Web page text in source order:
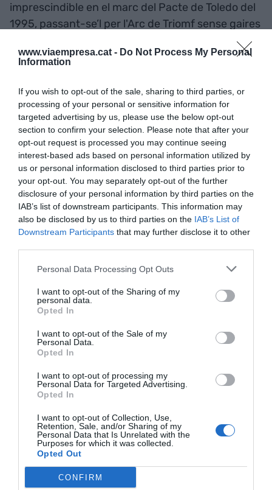
www.viaempresa.cat - Do Not Process My Personal
Information
If you wish to opt-out of the sale, sharing to third parties, or
processing of your personal or sensitive information for
targeted advertising by us, please use the below opt-out
section to confirm your selection. Please note that after your
opt-out request is processed you may continue seeing
interest-based ads based on personal information utilized by
us or personal information disclosed to third parties prior to
your opt-out. You may separately opt-out of the further
disclosure of your personal information by third parties on the
IAB’s list of downstream participants. This information may
also be disclosed by us to third parties on the IAB’s List of
Downstream Participants that may further disclose it to other
Personal Data Processing Opt Outs
I want to opt-out of the Sharing of my
personal data.
Opted In
I want to opt-out of the Sale of my
Personal Data.
Opted In
I want to opt-out of processing my
Personal Data for Targeted Advertising.
Opted In
I want to opt-out of Collection, Use,
Retention, Sale, and/or Sharing of my
Personal Data that Is Unrelated with the
Purposes for which it was collected.
Opted Out
CONFIRM
imprescindible en el marc del Pacte de Toledo del
1995, passant-se’l per l'Arc de Triomf sense gaires
complexos, amb pedaços puntuals per no perdre
bous i esquelles electorals i donant un cert respir
Que no us enganyin amb el
tema de la dieta
mediterrània, la causa real
de la longevitat a Espanya
és el magnífic sistema
sanitari que tenim
màximes de forma progressiva, allargar l'edat de
jubilació i augmentar els impostos al treball que
actualment es reparteixen 6 a 1 entre empresaris i
treballadors. FEDEA adverteix que en els
cinc anys vinents les cotitzacions pujaran entre 4
i 5 punts per ajustar el dèficit de la
caixa, per tant, encarirem el cost del treball i
pedaços permanents per no consensuar
reformes de gran importància que donin
seguretat als contribuents i solvència política als
governants.